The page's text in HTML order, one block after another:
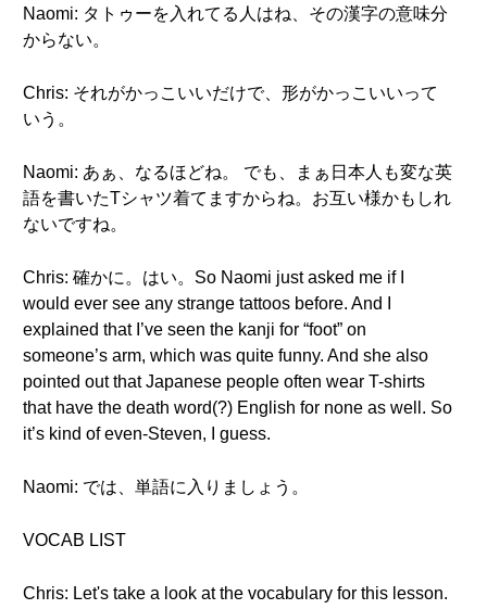
Naomi: タトゥーを入れてる人はね、その漢字の意味分
からない。
Chris: それがかっこいいだけで、形がかっこいいって
いう。
Naomi: あぁ、なるほどね。 でも、まぁ日本人も変な英
語を書いたTシャツ着てますからね。お互い様かもしれ
ないですね。
Chris: 確かに。はい。So Naomi just asked me if I
would ever see any strange tattoos before. And I
explained that I’ve seen the kanji for “foot” on
someone’s arm, which was quite funny. And she also
pointed out that Japanese people often wear T-shirts
that have the death word(?) English for none as well. So
it’s kind of even-Steven, I guess.
Naomi: では、単語に入りましょう。
VOCAB LIST
Chris: Let's take a look at the vocabulary for this lesson.